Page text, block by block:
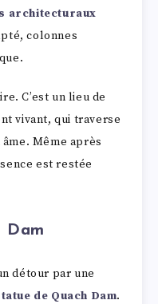
architecturaux
colonnes
C’est un lieu de
vivant, qui traverse
Même après
est restée
Dam
détour par une
de Quach Dam.